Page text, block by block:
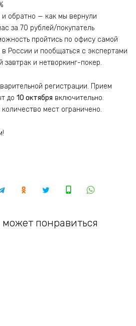
обратно — как мы вернули
за 70 рублей/покупатель
пройтись по офису самой
России и пообщаться с экспертами
и нетворкинг-покер.
регистрации. Прием
до 10 октября включительно.
мест ограничено.
понравиться